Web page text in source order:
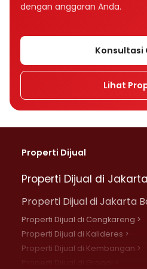
dengan anggaran Anda.
Konsultasi
Lihat
Properti Dijual
Properti Dijual di
Properti Dijual di Jakarta
Properti Dijual di Cengkareng >
Properti Dijual di Kalideres >
Properti Dijual di Kembangan >